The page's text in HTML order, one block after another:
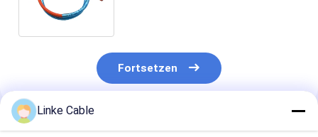
Fortsetzen
Empfohlene Produkte
Linke Cable